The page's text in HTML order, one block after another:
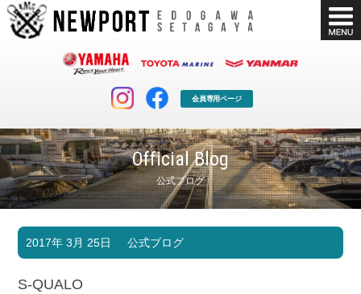
会員専用ページ
Official Blog
公式ブログ
マリンクラブ
マリンライフを堪能したい！
ボート販売
ボート免許
2017年 3月 25日 公式ブログ
S-QUALO